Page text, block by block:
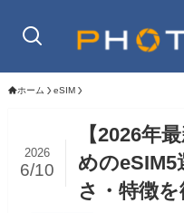
ホーム eSIM
【2026年
めのeSIM5
さ・特徴
2026
6/10